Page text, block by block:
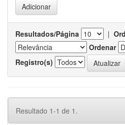
Resultados/Página |
Ordenar
Registro(s)
Resultado 1-1 de 1.